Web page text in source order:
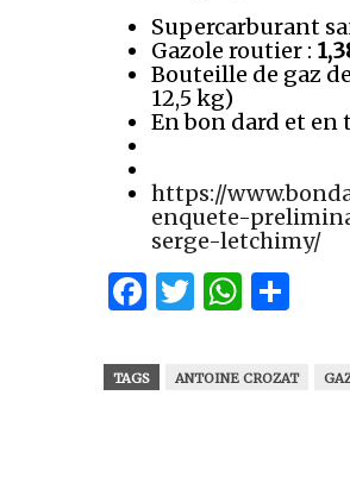
Supercarburant
Gazole routier :
Bouteille de gaz
12,5 kg)
En bon dard et en
https://
enquete-
serge-letchimy/
Facebook
Twitter
TAGS ANTOINE CROZAT